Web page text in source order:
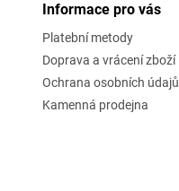
Informace pro vás
Platební metody
Doprava a vrácení zboží
Ochrana osobních údajů
Kamenná prodejna